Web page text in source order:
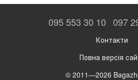
095 553 30 10 097
Контакти
Повна версія
© 2011—2026